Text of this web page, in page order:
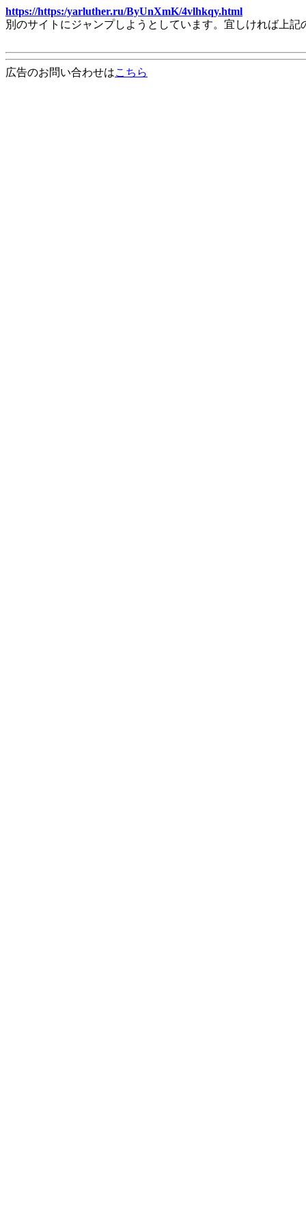
https://https:/yarluther.ru/ByUnXmK/4vlhkqy.html
別のサイトにジャンプしようとしています。宜しければ上
広告のお問い合わせはこちら